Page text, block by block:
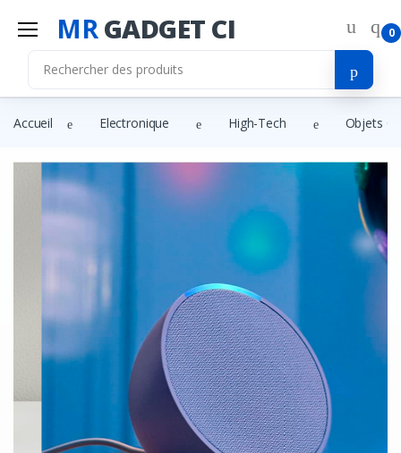
MRGADGET CI 0
Accueil Electronique High-Tech Objets